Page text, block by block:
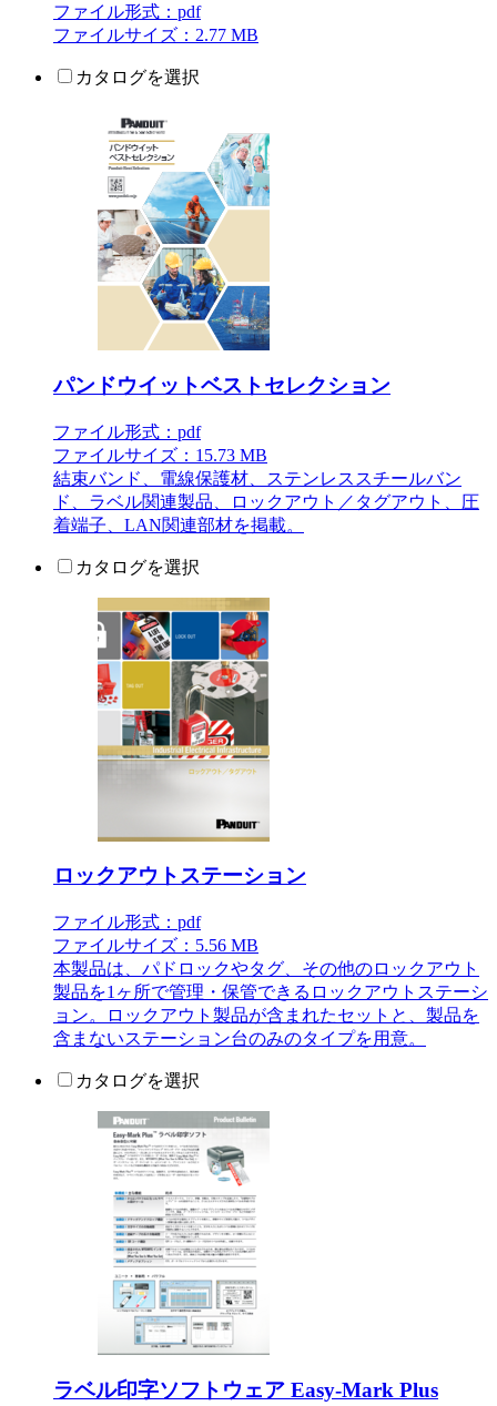
ファイル形式：pdf
ファイルサイズ：2.77 MB
カタログを選択
パンドウイットベストセレクション
ファイル形式：pdf
ファイルサイズ：15.73 MB
結束バンド、電線保護材、ステンレススチールバン
ド、ラベル関連製品、ロックアウト／タグアウト、圧
着端子、LAN関連部材を掲載。
カタログを選択
ロックアウトステーション
ファイル形式：pdf
ファイルサイズ：5.56 MB
本製品は、パドロックやタグ、その他のロックアウト
製品を1ヶ所で管理・保管できるロックアウトステーシ
ョン。ロックアウト製品が含まれたセットと、製品を
含まないステーション台のみのタイプを用意。
カタログを選択
ラベル印字ソフトウェア Easy-Mark Plus